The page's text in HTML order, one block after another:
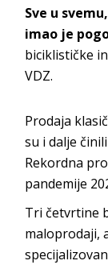
Sve u
imao je
biciklističke
VDZ.
Prodaja
su i dalje
Rekordna
pandemije
Tri četvrtine
maloprodaji,